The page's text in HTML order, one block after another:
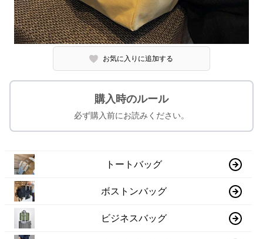
お気に入りに追加する
購入時のルール
必ず購入前にお読みください。
トートバッグ
ボストンバッグ
ビジネスバッグ